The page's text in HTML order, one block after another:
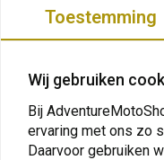
Toestemming
Wij gebruiken
Bij
ervaring met ons zo
Daarvoor gebruiken